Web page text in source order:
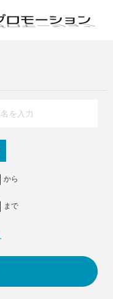
から
まで